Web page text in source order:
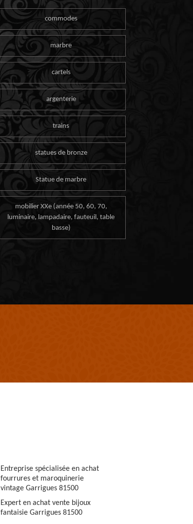
commodes
marbre
cartels
argenterie
trains
statues de bronze
Statue de marbre
mobilier XXe (année 50, 60, 70,
luminaire, lampadaire, fauteuil, table
basse)
Entreprise spécialisée en achat
fourrures et maroquinerie
vintage Garrigues 81500
Expert en achat vente bijoux
fantaisie Garrigues 81500